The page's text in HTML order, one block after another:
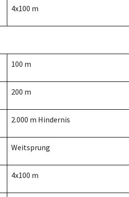
4x100 m
100 m
200 m
2.000 m Hindernis
Weitsprung
4x100 m